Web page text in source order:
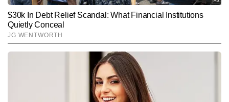
Hindi NewsIndia
मोनू कुमार टाइम्स नाउ नवभारत की डिजिटल टीम में वायरल और ट्रेंडिंग डेस्क पर
काम कर रहे हैं। न्यूजरूम में 4 साल से अधिक का अनुभव रखने वाले मोनू वायरल
कंटेंट, ऑफबीट खबरों और सोशल मीडिया ट्रेंड्स को पहचानने में बेहद दक्ष हैं।